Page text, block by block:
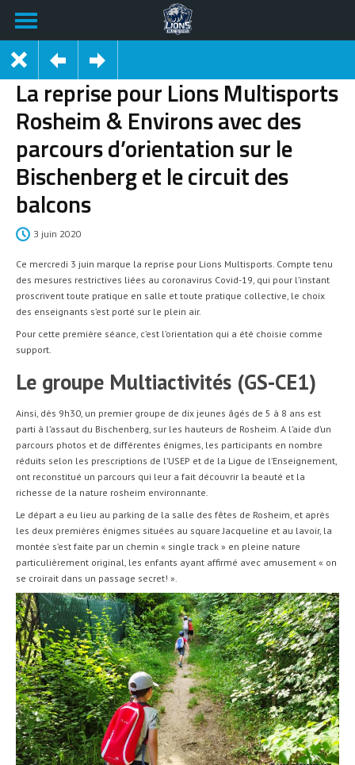
La reprise pour Lions Multisports
Rosheim & Environs avec des
parcours d’orientation sur le
Bischenberg et le circuit des
balcons
3 juin 2020
Ce mercredi 3 juin marque la reprise pour Lions Multisports. Compte tenu
des mesures restrictives liées au coronavirus Covid-19, qui pour l’instant
proscrivent toute pratique en salle et toute pratique collective, le choix
des enseignants s’est porté sur le plein air.
Pour cette première séance, c’est l’orientation qui a été choisie comme
support.
Le groupe Multiactivités (GS-CE1)
Ainsi, dès 9h30, un premier groupe de dix jeunes âgés de 5 à 8 ans est
parti à l’assaut du Bischenberg, sur les hauteurs de Rosheim. A l’aide d’un
parcours photos et de différentes énigmes, les participants en nombre
réduits selon les prescriptions de l’USEP et de la Ligue de l’Enseignement,
ont reconstitué un parcours qui leur a fait découvrir la beauté et la
richesse de la nature rosheim environnante.
Le départ a eu lieu au parking de la salle des fêtes de Rosheim, et après
les deux premières énigmes situées au square Jacqueline et au lavoir, la
montée s’est faite par un chemin « single track » en pleine nature
particulièrement original, les enfants ayant affirmé avec amusement « on
se croirait dans un passage secret! ».